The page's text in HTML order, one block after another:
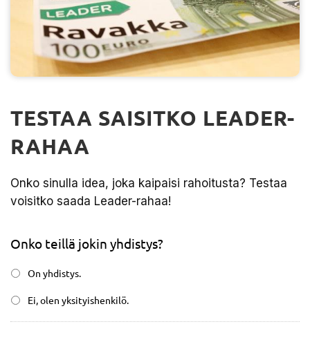
TESTAA SAISITKO LEADER-
RAHAA
Onko sinulla idea, joka kaipaisi rahoitusta? Testaa
voisitko saada Leader-rahaa!
Onko teillä jokin yhdistys?
On yhdistys.
Ei, olen yksityishenkilö.